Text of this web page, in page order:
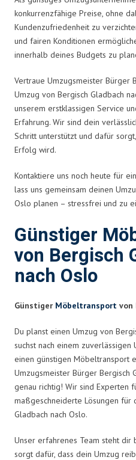
konkurrenzfähige Preise, ohne
Kundenzufriedenheit zu
und fairen Konditionen
innerhalb deines Budgets zu
Vertraue Umzugsmeister Bürger
Umzug von Bergisch Gladbach
unserem erstklassigen Service
Erfahrung. Wir sind dein
Schritt unterstützt und dafür
Erfolg wird.
Kontaktiere uns noch heute für
lass uns gemeinsam deinen
Oslo planen – stressfrei und zu
Günstiger
von Bergisch
nach Oslo
Günstiger Möbeltransport von
Du planst einen Umzug von
suchst nach einem zuverlässigen
einen günstigen Möbeltransport
Umzugsmeister Bürger Bergisch
genau richtig! Wir sind Experten
maßgeschneiderte Lösungen für
Gladbach nach Oslo.
Unser erfahrenes Team steht dir
sorgt dafür, dass dein Umzug